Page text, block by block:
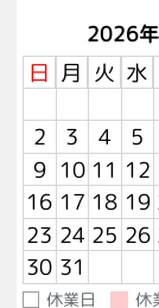
2026
日 月 火 水
2
3 4 5
9 10 11 12
16 17 18 19
23 24 25 26
30 31
休業日
休